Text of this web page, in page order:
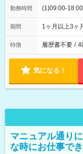
勤務時間 (1)09:00-
期間 1ヶ月以上3ヶ
特徴 履歴書不要 /
気になる！
マニュアル通り
な時にお仕事で